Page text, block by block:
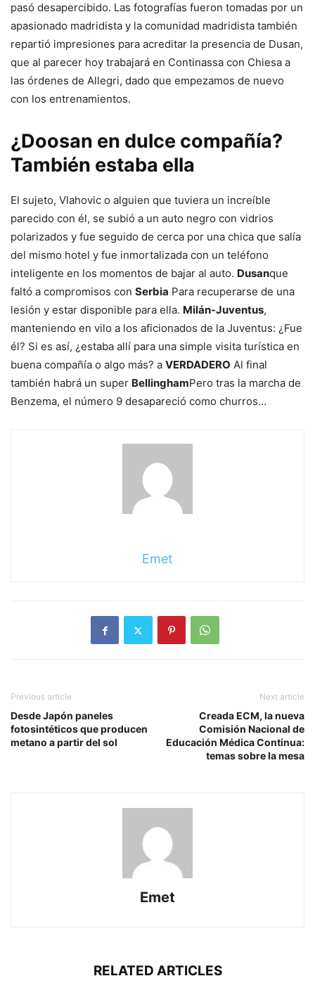
pasó desapercibido. Las fotografías fueron tomadas por un
apasionado madridista y la comunidad madridista también
repartió impresiones para acreditar la presencia de Dusan,
que al parecer hoy trabajará en Continassa con Chiesa a
las órdenes de Allegri, dado que empezamos de nuevo
con los entrenamientos.
¿Doosan en dulce compañía?
También estaba ella
El sujeto, Vlahovic o alguien que tuviera un increíble
parecido con él, se subió a un auto negro con vidrios
polarizados y fue seguido de cerca por una chica que salía
del mismo hotel y fue inmortalizada con un teléfono
inteligente en los momentos de bajar al auto. Dusanque
faltó a compromisos con Serbia Para recuperarse de una
lesión y estar disponible para ella. Milán-Juventus,
manteniendo en vilo a los aficionados de la Juventus: ¿Fue
él? Si es así, ¿estaba allí para una simple visita turística en
buena compañía o algo más? a VERDADERO Al final
también habrá un super BellinghamPero tras la marcha de
Benzema, el número 9 desapareció como churros…
Emet
Previous article
Desde Japón paneles
fotosintéticos que producen
metano a partir del sol
Next article
Creada ECM, la nueva
Comisión Nacional de
Educación Médica Continua:
temas sobre la mesa
Emet
RELATED ARTICLES